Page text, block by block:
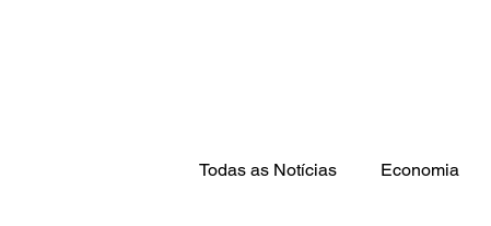
Todas as Notícias Economia